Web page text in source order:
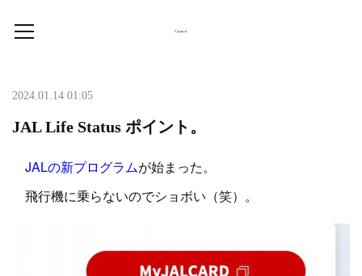
2024.01.14 01:05
JAL Life Status ポイント。
JALの新プログラムが始まった。
飛行機に乗らないのでショボい（笑）。